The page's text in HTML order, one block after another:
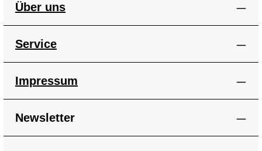
Über uns
Service
Impressum
Newsletter